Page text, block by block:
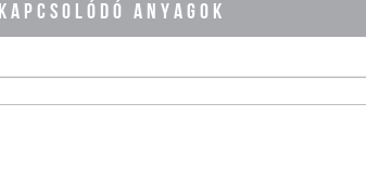
KAPCSOLÓDÓ ANYAGOK